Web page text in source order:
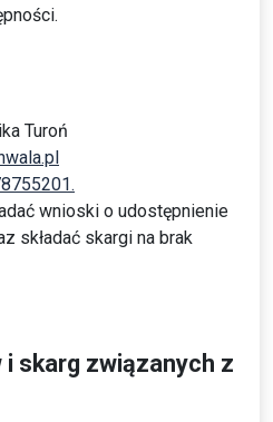
Turoń
wnioski o udostępnienie
składać skargi na brak
i skarg związanych z